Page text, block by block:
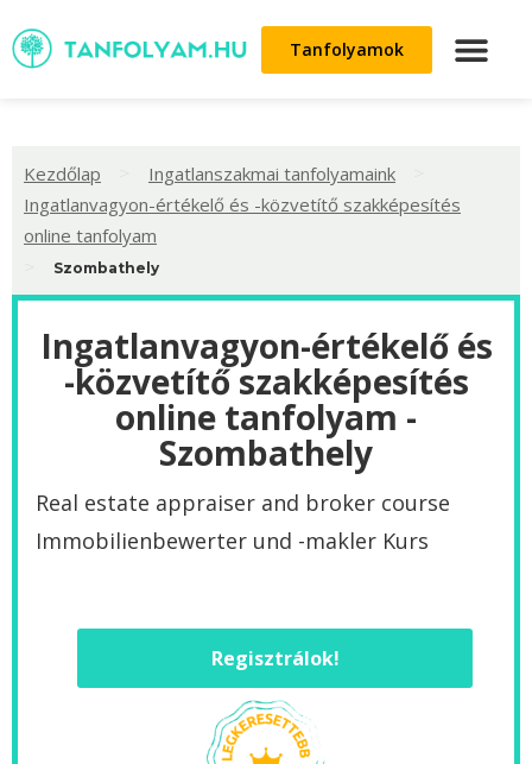
Tanfolyamok
Kezdőlap Ingatlanszakmai tanfolyamaink
Ingatlanvagyon-értékelő és -közvetítő szakképesítés
online tanfolyam
Szombathely
Ingatlanvagyon-értékelő és
-közvetítő szakképesítés
online tanfolyam -
Szombathely
Real estate appraiser and broker course
‌Immobilienbewerter und -makler Kurs
Regisztrálok!